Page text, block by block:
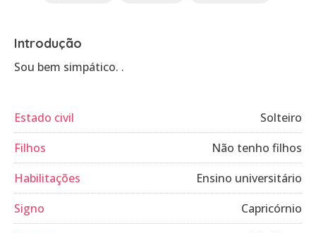
Introdução
Sou bem simpático. .
Estado civil
Solteiro
Filhos
Não tenho filhos
Habilitações
Ensino universitário
Signo
Capricórnio